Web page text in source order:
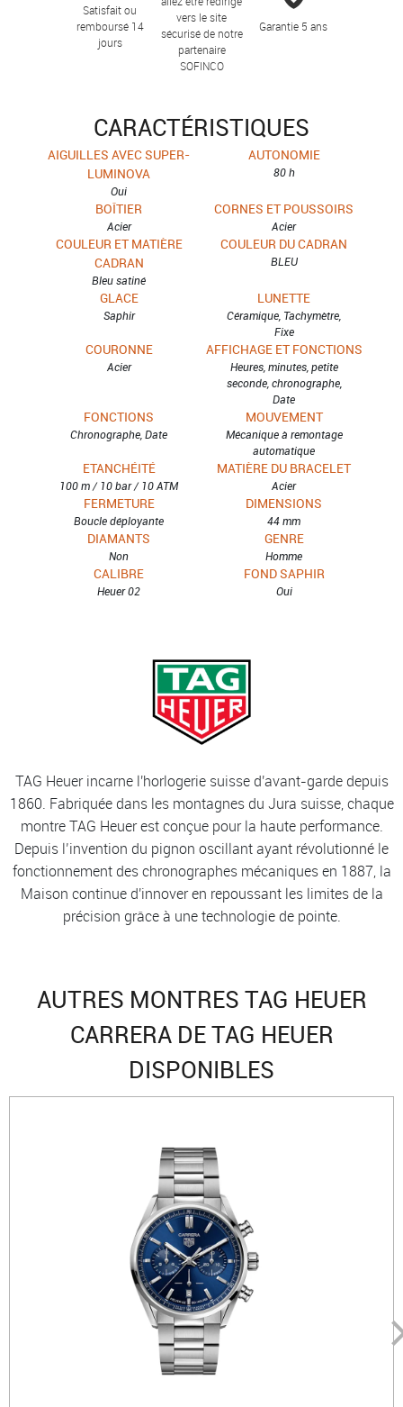
Satisfait ou
remboursé 14
jours
vers le site
sécurisé de notre
partenaire
SOFINCO
Garantie 5 ans
CARACTÉRISTIQUES
AIGUILLES AVEC SUPER-
LUMINOVA
Oui
AUTONOMIE
80 h
BOÎTIER
Acier
CORNES ET POUSSOIRS
Acier
COULEUR ET MATIÈRE
CADRAN
Bleu satiné
COULEUR DU CADRAN
BLEU
GLACE
Saphir
LUNETTE
Céramique, Tachymètre,
Fixe
COURONNE
Acier
AFFICHAGE ET FONCTIONS
Heures, minutes, petite
seconde, chronographe,
Date
FONCTIONS
Chronographe, Date
MOUVEMENT
Mécanique à remontage
automatique
ETANCHÉITÉ
100 m / 10 bar / 10 ATM
MATIÈRE DU BRACELET
Acier
FERMETURE
Boucle déployante
DIMENSIONS
44 mm
DIAMANTS
Non
GENRE
Homme
CALIBRE
Heuer 02
FOND SAPHIR
Oui
TAG Heuer incarne l'horlogerie suisse d'avant-garde depuis
1860. Fabriquée dans les montagnes du Jura suisse, chaque
montre TAG Heuer est conçue pour la haute performance.
Depuis l’invention du pignon oscillant ayant révolutionné le
fonctionnement des chronographes mécaniques en 1887, la
Maison continue d'innover en repoussant les limites de la
précision grâce à une technologie de pointe.
AUTRES MONTRES TAG HEUER
CARRERA DE TAG HEUER
DISPONIBLES